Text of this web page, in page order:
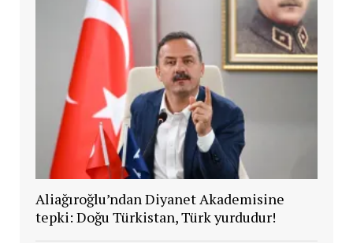
Aliağıroğlu’ndan Diyanet Akademisine
tepki: Doğu Türkistan, Türk yurdudur!